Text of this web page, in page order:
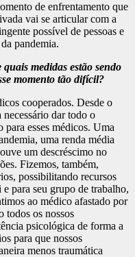
de enfrentamento que
vai se articular com a
possível de pessoas e
pandemia.
medidas estão sendo
momento tão difícil?
cooperados. Desde o
dar todo o
para esses médicos. Uma
uma renda média
um descréscimo no
Fizemos, também,
possibilitando recursos
para seu grupo de trabalho,
ao médico afastado por
todos os nossos
psicológica de forma a
para que nossos
menos traumática